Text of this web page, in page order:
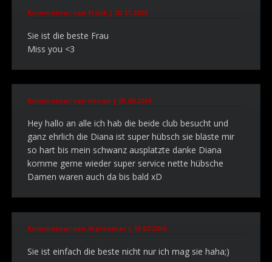
Kommentar von Fistik | 02.11.2016
Sie ist die beste Frau
Miss you <3
Kommentar von Kenan | 05.09.2016
Hey hallo an alle ich hab die beide club besucht und
ganz ehrlich die Diana ist super hübsch sie bläste mir
so hart bis mein schwanz ausplatzte danke Diana
komme gerne wieder super service nette hübsche
Damen waren auch da bis bald xD
Kommentar von Waldemar | 13.07.2016
Sie ist einfach die beste nicht nur ich mag sie haha;)